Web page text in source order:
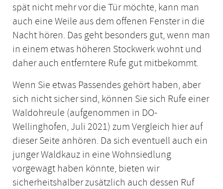
spät nicht mehr vor die Tür möchte, kann man
auch eine Weile aus dem offenen Fenster in die
Nacht hören. Das geht besonders gut, wenn man
in einem etwas höheren Stockwerk wohnt und
daher auch entferntere Rufe gut mitbekommt.
Wenn Sie etwas Passendes gehört haben, aber
sich nicht sicher sind, können Sie sich Rufe einer
Waldohreule (aufgenommen in DO-
Wellinghofen, Juli 2021) zum Vergleich hier auf
dieser Seite anhören. Da sich eventuell auch ein
junger Waldkauz in eine Wohnsiedlung
vorgewagt haben könnte, bieten wir
sicherheitshalber zusätzlich auch dessen Ruf